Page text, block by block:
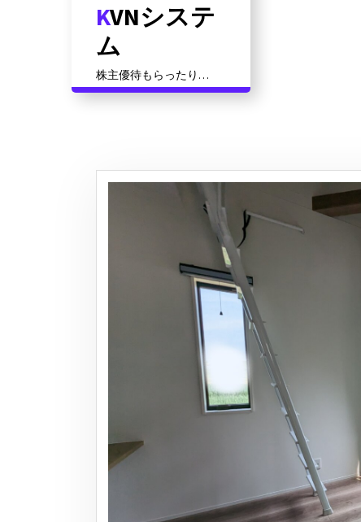
KVNシステ
ム
株主優待もらったり資
格対策だったりその他